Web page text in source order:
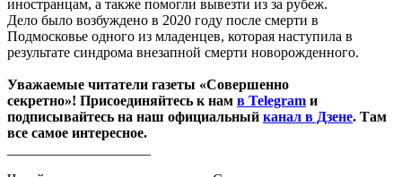
иностранцам, а также помогли вывезти из за рубеж.
Дело было возбуждено в 2020 году после смерти в
Подмосковье одного из младенцев, которая наступила в
результате синдрома внезапной смерти новорожденного.
Уважаемые читатели газеты «Совершенно
секретно»! Присоединяйтесь к нам в Telegram и
подписывайтесь на наш официальный канал в Дзене. Там
все самое интересное.